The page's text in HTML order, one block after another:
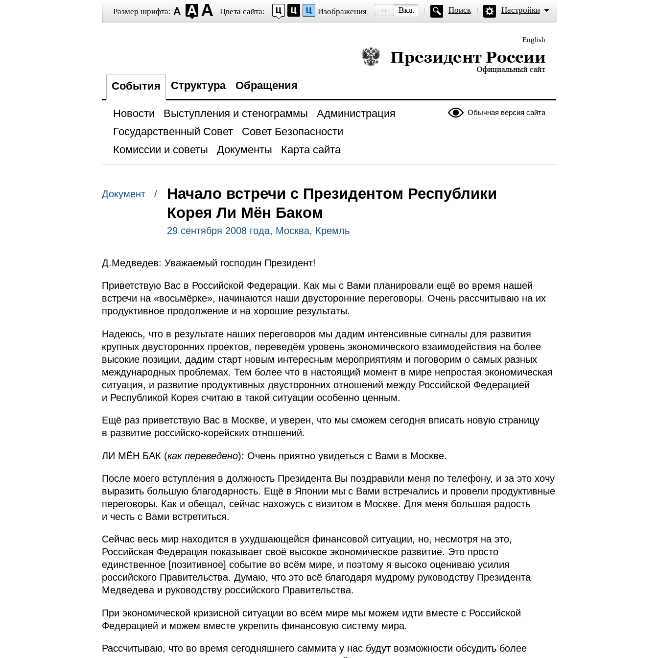
Размер шрифта: Цвета сайта: Изображения Поиск Настройки
English
Президент России — официальный сайт
События Структура Обращения
Обычная версия сайта
Новости Выступления и стенограммы
Администрация
Государственный Совет
Совет Безопасности
Комиссии и советы
Документы Карта сайта
Документ /
Начало встречи с Президентом Республики
Корея Ли Мён Баком
29 сентября 2008 года, Москва, Кремль
Д.Медведев: Уважаемый господин Президент!
Приветствую Вас в Российской Федерации. Как мы с Вами планировали ещё во время нашей
встречи на «восьмёрке», начинаются наши двусторонние переговоры. Очень рассчитываю на их
продуктивное продолжение и на хорошие результаты.
Надеюсь, что в результате наших переговоров мы дадим интенсивные сигналы для развития
крупных двусторонних проектов, переведём уровень экономического взаимодействия на более
высокие позиции, дадим старт новым интересным мероприятиям и поговорим о самых разных
международных проблемах. Тем более что в настоящий момент в мире непростая экономическая
ситуация, и развитие продуктивных двусторонних отношений между Российской Федерацией
и Республикой Корея считаю в такой ситуации особенно ценным.
Ещё раз приветствую Вас в Москве, и уверен, что мы сможем сегодня вписать новую страницу
в развитие российско-корейских отношений.
ЛИ МЁН БАК (как переведено): Очень приятно увидеться с Вами в Москве.
После моего вступления в должность Президента Вы поздравили меня по телефону, и за это хочу
выразить большую благодарность. Ещё в Японии мы с Вами встречались и провели продуктивные
переговоры. Как и обещал, сейчас нахожусь с визитом в Москве. Для меня большая радость
и честь с Вами встретиться.
Сейчас весь мир находится в ухудшающейся финансовой ситуации, но, несмотря на это,
Российская Федерация показывает своё высокое экономическое развитие. Это просто
единственное [позитивное] событие во всём мире, и поэтому я высоко оцениваю усилия
российского Правительства. Думаю, что это всё благодаря мудрому руководству Президента
Медведева и руководству российского Правительства.
При экономической кризисной ситуации во всём мире мы можем идти вместе с Российской
Федерацией и можем вместе укрепить финансовую систему мира.
Рассчитываю, что во время сегодняшнего саммита у нас будут возможности обсудить более